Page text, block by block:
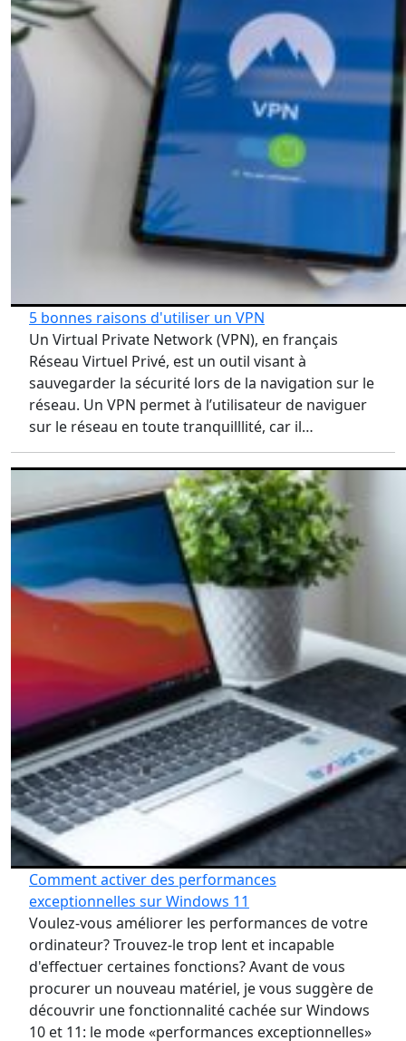
5 bonnes raisons d'utiliser un VPN
Un Virtual Private Network (VPN), en français
Réseau Virtuel Privé, est un outil visant à
sauvegarder la sécurité lors de la navigation sur le
réseau. Un VPN permet à l’utilisateur de naviguer
sur le réseau en toute tranquilllité, car il…
Comment activer des performances
exceptionnelles sur Windows 11
Voulez-vous améliorer les performances de votre
ordinateur? Trouvez-le trop lent et incapable
d'effectuer certaines fonctions? Avant de vous
procurer un nouveau matériel, je vous suggère de
découvrir une fonctionnalité cachée sur Windows
10 et 11: le mode «performances exceptionnelles»